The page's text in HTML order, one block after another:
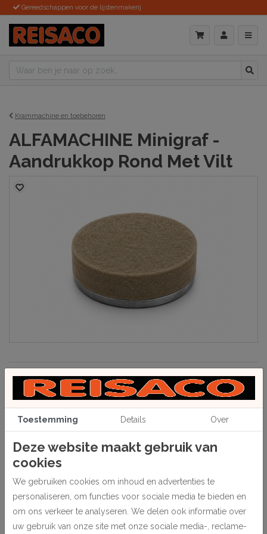
Gereedschappen voor de lijstenmakerij
Krammachine en toebehoren
ALFAMACHINE Minigraf -
Aandrukkop Rond Met Vilt
Beschrijving
een stabiele en gecontroleerde aandrukking tijdens het samenstellen
van lijsten. De vilten uitvoering helpt kwetsbare en afgewerkte
profielen extra te beschermen tijdens het verwerken.
Kenmerken:
• Geschikt voor Minigraf 3, 4 en 44
• Ronde uitvoering
• Met vilten bekleding
Toestemming Details Over
Deze website maakt gebruik van
cookies
We gebruiken cookies om inhoud en advertenties te
personaliseren, om functies voor sociale media te bieden en
om ons verkeer te analyseren. We delen ook informatie over
uw gebruik van onze site met onze sociale media-, reclame-